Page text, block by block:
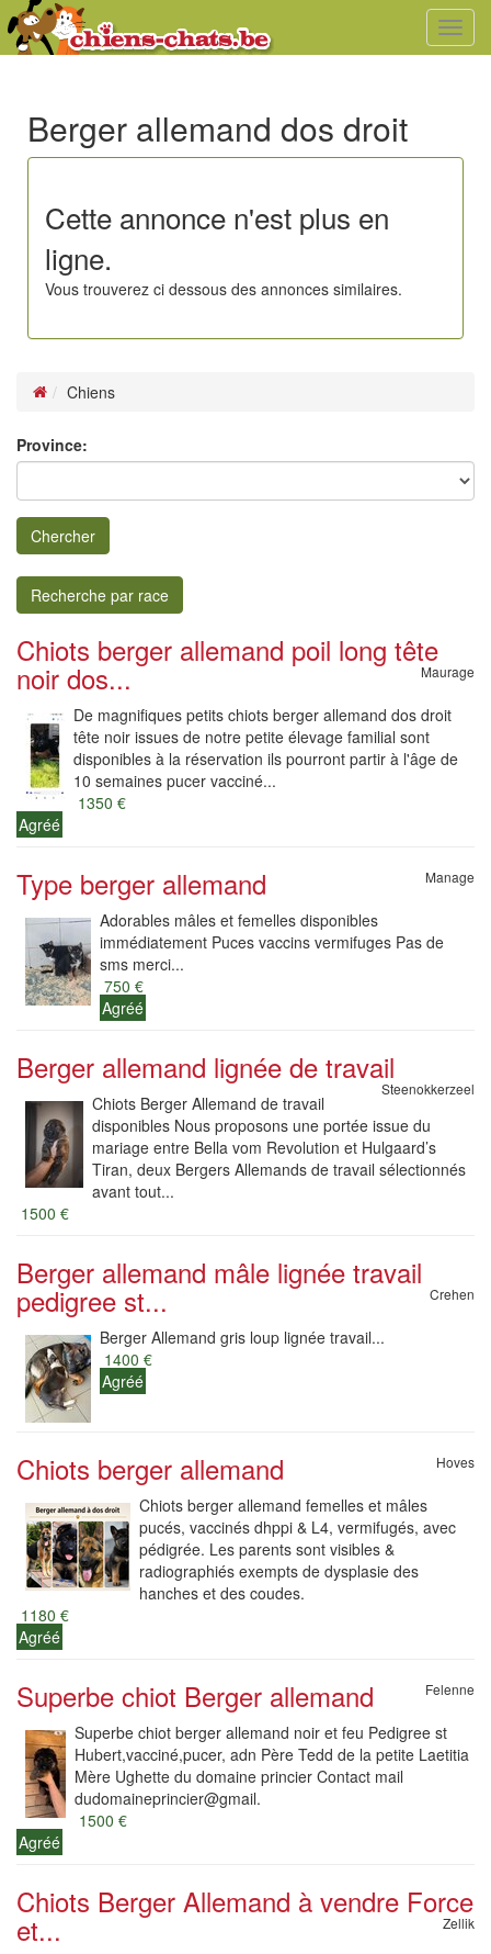
Berger allemand dos droit
Cette annonce n'est plus en
ligne.
Vous trouverez ci dessous des annonces similaires.
Chiens
Province:
Chercher
Recherche par race
Chiots berger allemand poil long tête
noir dos... Maurage
De magnifiques petits chiots berger allemand dos droit
tête noir issues de notre petite élevage familial sont
disponibles à la réservation ils pourront partir à l'âge de
10 semaines pucer vacciné...
1350 €
Agréé
Type berger allemand Manage
Adorables mâles et femelles disponibles
immédiatement Puces vaccins vermifuges Pas de
sms merci...
750 €
Agréé
Berger allemand lignée de travail
Steenokkerzeel
Chiots Berger Allemand de travail
disponibles Nous proposons une portée issue du
mariage entre Bella vom Revolution et Hulgaard’s
Tiran, deux Bergers Allemands de travail sélectionnés
avant tout...
1500 €
Berger allemand mâle lignée travail
pedigree st... Crehen
Berger Allemand gris loup lignée travail...
1400 €
Agréé
Chiots berger allemand Hoves
Chiots berger allemand femelles et mâles
pucés, vaccinés dhppi & L4, vermifugés, avec
pédigrée. Les parents sont visibles &
radiographiés exempts de dysplasie des
hanches et des coudes.
1180 €
Agréé
Superbe chiot Berger allemand Felenne
Superbe chiot berger allemand noir et feu Pedigree st
Hubert,vacciné,pucer, adn Père Tedd de la petite Laetitia
Mère Ughette du domaine princier Contact mail
dudomaineprincier@gmail.
1500 €
Agréé
Chiots Berger Allemand à vendre Force
et... Zellik